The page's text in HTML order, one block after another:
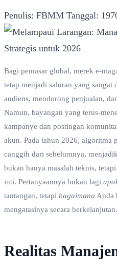
Penulis: FBMM Tanggal:
Bagi pemasar global, merek e-
tetap menjadi saluran yang
audiens, mendorong penjualan,
Namun, bayangan yang terus-
kampanye dan postingan
akun. Pada tahun 2026, algoritma
canggih dari sebelumnya,
bukan hanya masalah teknis,
inti. Pertanyaannya bukan lagi
tantangan, tetapi bagaimana Anda
mengatasinya secara berkelanjutan.
Realitas